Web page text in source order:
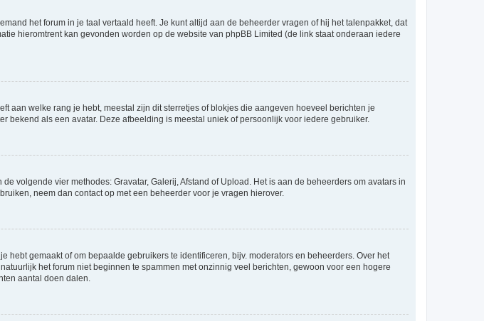
het forum in je taal vertaald heeft. Je kunt altijd aan de beheerder vragen of hij het talenpakket, dat
hieromtrent kan gevonden worden op de website van phpBB Limited (de link staat onderaan iedere
aan welke rang je hebt, meestal zijn dit sterretjes of blokjes die aangeven hoeveel berichten je
bekend als een avatar. Deze afbeelding is meestal uniek of persoonlijk voor iedere gebruiker.
volgende vier methodes: Gravatar, Galerij, Afstand of Upload. Het is aan de beheerders om avatars in
neem dan contact op met een beheerder voor je vragen hierover.
gemaakt of om bepaalde gebruikers te identificeren, bijv. moderators en beheerders. Over het
het forum niet beginnen te spammen met onzinnig veel berichten, gewoon voor een hogere
aantal doen dalen.